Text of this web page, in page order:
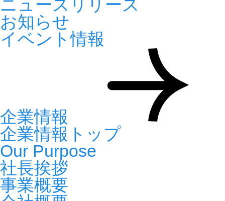
ニュースリリース
お知らせ
イベント情報
企業情報
企業情報トップ
Our Purpose
社長挨拶
事業概要